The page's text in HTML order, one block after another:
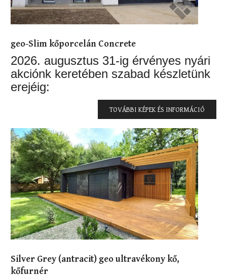
geo-Slim kőporcelán Concrete
2026. augusztus 31-ig érvényes nyári
akciónk keretében szabad készletünk
erejéig:
TOVÁBBI KÉPEK ÉS INFORMÁCIÓ
Silver Grey (antracit) geo ultravékony kő,
kőfurnér